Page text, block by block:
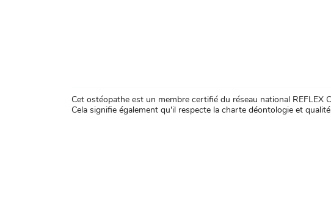
Cet ostéopathe est un membre certifié du réseau national
Cela signifie également qu'il respecte la charte déontologie et